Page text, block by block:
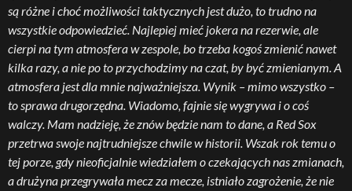
są różne i choć możliwości taktycznych jest dużo, to trudno na
wszystkie odpowiedzieć. Najlepiej mieć jokera na rezerwie, ale
cierpi na tym atmosfera w zespole, bo trzeba kogoś zmienić nawet
kilka razy, a nie po to przychodzimy na czat, by być zmienianym. A
atmosfera jest dla mnie najważniejsza. Wynik – mimo wszystko –
to sprawa drugorzędna. Wiadomo, fajnie się wygrywa i o coś
walczy. Mam nadzieję, że znów będzie nam to dane, a Red Sox
przetrwa swoje najtrudniejsze chwile w historii. Wszak rok temu o
tej porze, gdy nieoficjalnie wiedziałem o czekających nas zmianach,
a drużyna przegrywała mecz za mecze, istniało zagrożenie, że nie